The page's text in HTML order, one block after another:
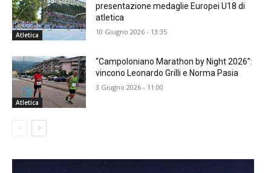
Atletica
presentazione medaglie Europei U18 di
atletica
10 Giugno 2026 - 13:35
Atletica
“Campoloniano Marathon by Night 2026”:
vincono Leonardo Grilli e Norma Pasia
3 Giugno 2026 - 11:00